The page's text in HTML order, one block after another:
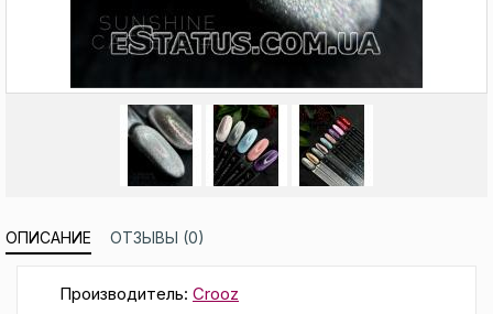
ОПИСАНИЕ ОТЗЫВЫ (0)
Производитель: Crooz